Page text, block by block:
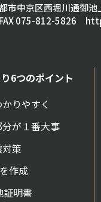
市中京区西堀川通御
075-812-5826
6つのポイント
りやすく
が１番大事
策
作成
証明書